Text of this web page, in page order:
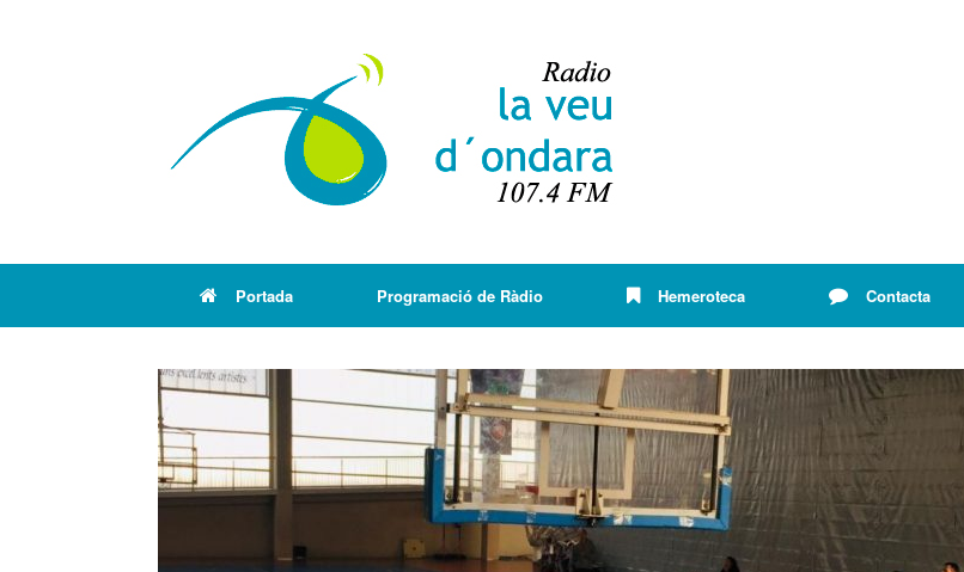
Portada Programació de Ràdio Hemeroteca Contacta